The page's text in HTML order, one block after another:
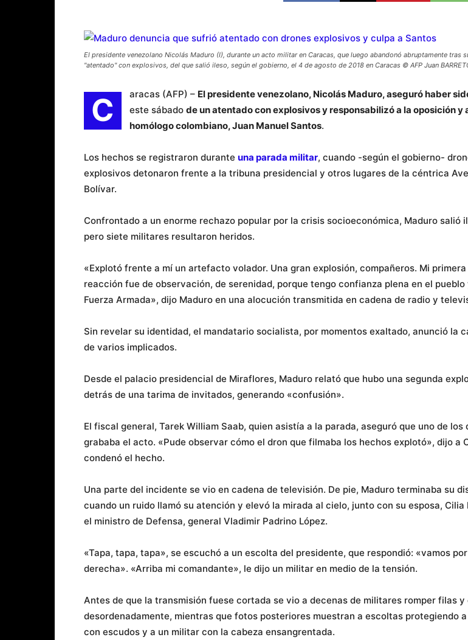
El presidente venezolano Nicolás Maduro (I), durante un acto militar en Caracas, que luego abandonó abruptamente tras
"atentado" con explosivos, del que salió ileso, según el gobierno, el 4 de agosto de 2018 en Caracas © AFP Juan
C aracas (AFP) – El presidente venezolano, Nicolás Maduro, aseguró haber
este sábado de un atentado con explosivos y responsabilizó a la oposición y
homólogo colombiano, Juan Manuel Santos.
Los hechos se registraron durante una parada militar, cuando -según el gobierno-
explosivos detonaron frente a la tribuna presidencial y otros lugares de la céntrica
Bolívar.
Confrontado a un enorme rechazo popular por la crisis socioeconómica, Maduro salió
pero siete militares resultaron heridos.
«Explotó frente a mí un artefacto volador. Una gran explosión, compañeros. Mi primera
reacción fue de observación, de serenidad, porque tengo confianza plena en el pueblo
Fuerza Armada», dijo Maduro en una alocución transmitida en cadena de radio y
Sin revelar su identidad, el mandatario socialista, por momentos exaltado, anunció la
de varios implicados.
Desde el palacio presidencial de Miraflores, Maduro relató que hubo una segunda
detrás de una tarima de invitados, generando «confusión».
El fiscal general, Tarek William Saab, quien asistía a la parada, aseguró que uno de los
grababa el acto. «Pude observar cómo el dron que filmaba los hechos explotó», dijo a
condenó el hecho.
Una parte del incidente se vio en cadena de televisión. De pie, Maduro terminaba su
cuando un ruido llamó su atención y elevó la mirada al cielo, junto con su esposa, Cilia
el ministro de Defensa, general Vladimir Padrino López.
«Tapa, tapa, tapa», se escuchó a un escolta del presidente, que respondió: «vamos
derecha». «Arriba mi comandante», le dijo un militar en medio de la tensión.
Antes de que la transmisión fuese cortada se vio a decenas de militares romper filas
desordenadamente, mientras que fotos posteriores muestran a escoltas protegiendo
con escudos y a un militar con la cabeza ensangrentada.